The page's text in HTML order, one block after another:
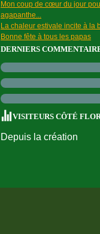
Mon coup de cœur du jour
agapanthe...
La chaleur estivale incite à la
Bonne fête à tous les papas
DERNIERS
VISITEURS CÔTÉ
Depuis la création